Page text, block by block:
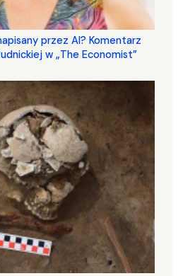
przez AI? Komentarz
w „The Economist”